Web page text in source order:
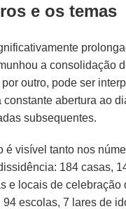
e os temas
a consolidação
por outro, pode ser
constante abertura ao
subsequentes.
é visível tanto nos
184 casas,
e locais de celebração
escolas, 7 lares de